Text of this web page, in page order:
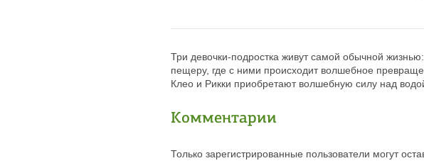
Три девочки-подростка живут самой обычной
пещеру, где с ними происходит волшебное
Клео и Рикки приобретают волшебную силу над
Комментарии
Только зарегистрированные пользователи могут